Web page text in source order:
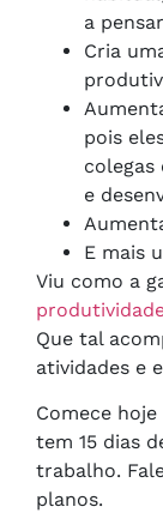
a
Cria
pois
colegas
e
E mais
Viu como a
Que tal
atividades e
Comece
tem 15 dias
trabalho.
planos.